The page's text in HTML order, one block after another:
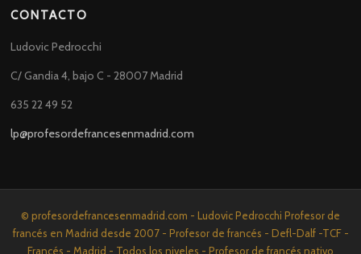
CONTACTO
Ludovic Pedrocchi
C/ Gandia 4, bajo C - 28007 Madrid
635 22 49 52
lp@profesordefrancesenmadrid.com
© profesordefrancesenmadrid.com - Ludovic Pedrocchi Profesor de
francés en Madrid desde 2007 - Profesor de francés - Defl-Dalf -TCF -
Francés - Madrid - Todos los niveles - Profesor de francés nativo